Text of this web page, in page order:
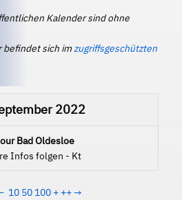
Kalender sind ohne
befindet sich imzugriffsgeschützten
2022
Bad Oldesloe
Infos folgen - Kt
− 10 50 100 + ++→